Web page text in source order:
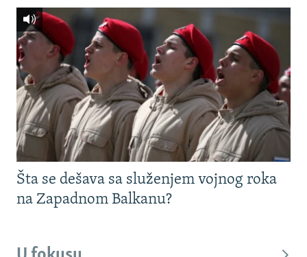
Šta se dešava sa služenjem vojnog roka
na Zapadnom Balkanu?